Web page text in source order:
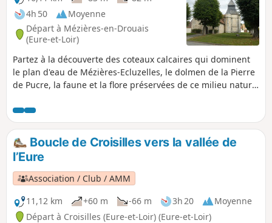
4h 50
Moyenne
Départ à Mézières-en-Drouais
(Eure-et-Loir)
Partez à la découverte des coteaux calcaires qui dominent
le plan d'eau de Mézières-Ecluzelles, le dolmen de la Pierre
de Pucre, la faune et la flore préservées de ce milieu naturel
Boucle de Croisilles vers la vallée de
l’Eure
Association / Club / AMM
11,12 km
+60 m -66 m 3h 20
Moyenne
Départ à Croisilles (Eure-et-Loir) (Eure-et-Loir)